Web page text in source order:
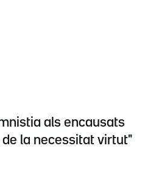
als encausats
de la necessitat virtut"